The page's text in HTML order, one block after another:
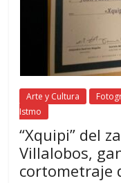
Arte y Cultura
Istmo
“Xquipi” del
Villalobos,
cortometraje